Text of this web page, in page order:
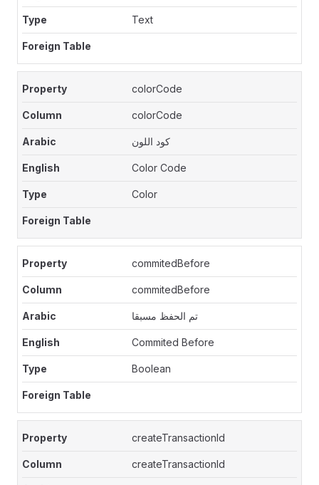
Text
colorCode
colorCode
كود اللون
Color Code
Color
commitedBefore
commitedBefore
تم الحفظ مسبقا
Commited Before
Boolean
createTransactionId
createTransactionId